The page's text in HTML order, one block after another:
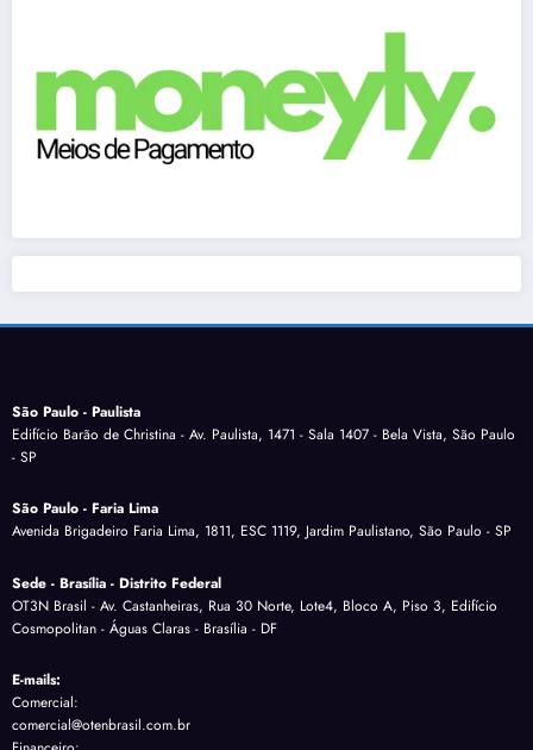
São Paulo - Paulista
Edifício Barão de Christina - Av. Paulista, 1471 - Sala 1407 - Bela Vista, São Paulo
- SP
São Paulo - Faria Lima
Avenida Brigadeiro Faria Lima, 1811, ESC 1119, Jardim Paulistano, São Paulo - SP
Sede - Brasília - Distrito Federal
OT3N Brasil - Av. Castanheiras, Rua 30 Norte, Lote4, Bloco A, Piso 3, Edifício
Cosmopolitan - Águas Claras - Brasília - DF
E-mails:
Comercial:
comercial@otenbrasil.com.br